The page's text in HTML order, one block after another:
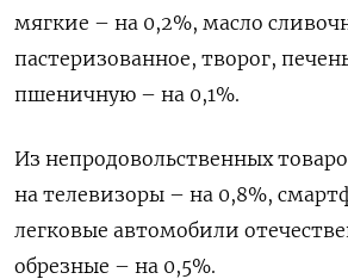
мягкие – на 0,2%, масло
пастеризованное, творог,
пшеничную – на 0,1%.
Из непродовольственных
на телевизоры – на 0,8%,
легковые автомобили
обрезные – на 0,5%.